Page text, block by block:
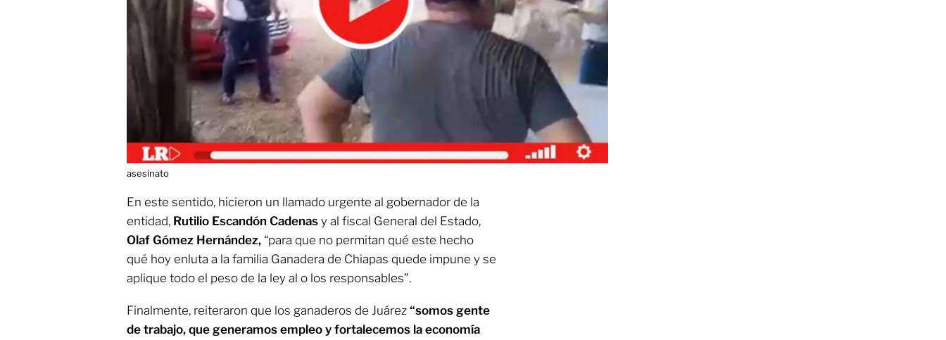
asesinato
En este sentido, hicieron un llamado urgente al gobernador de la
entidad, Rutilio Escandón Cadenas y al fiscal General del Estado,
Olaf Gómez Hernández, “para que no permitan qué este hecho
qué hoy enluta a la familia Ganadera de Chiapas quede impune y se
aplique todo el peso de la ley al o los responsables”.
Finalmente, reiteraron que los ganaderos de Juárez “somos gente
de trabajo, que generamos empleo y fortalecemos la economía